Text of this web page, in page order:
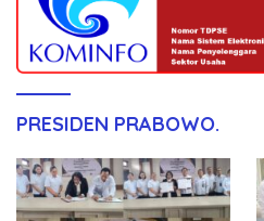
PRESIDEN PRABOWO.